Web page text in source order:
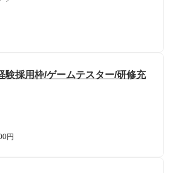
験採用枠/ゲームテスター/研修充
円